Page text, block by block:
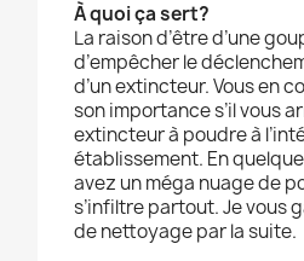
À quoi ça sert?
La raison d’être d’une
d’empêcher le
d’un extincteur. Vous en
son importance s’il vous
extincteur à poudre à
établissement. En
avez un méga nuage de
s’infiltre partout. Je vous
de nettoyage par la suite.